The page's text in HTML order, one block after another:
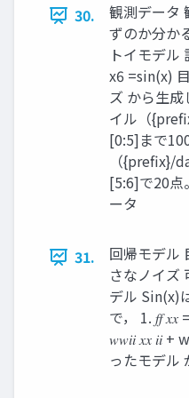
30.
観測データ
ずのか分か
トイモデ
x6 =sin(x)
ズ から生成
イル（
[0:5]まで
（{prefix}/
[5:6]で20点
ータ
31.
回帰モデル
さなノイズ
デル Sin(x)
で， 1. 𝑓𝑓
𝑤𝑤𝑖𝑖 𝑥𝑥 𝑖𝑖
ったモデル